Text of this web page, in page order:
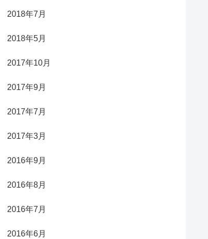
2018年7月
2018年5月
2017年10月
2017年9月
2017年7月
2017年3月
2016年9月
2016年8月
2016年7月
2016年6月